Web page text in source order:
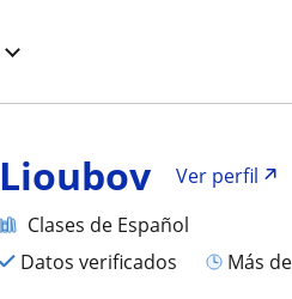
Lioubov
Ver perfil
Clases de Español
Datos verificados
más